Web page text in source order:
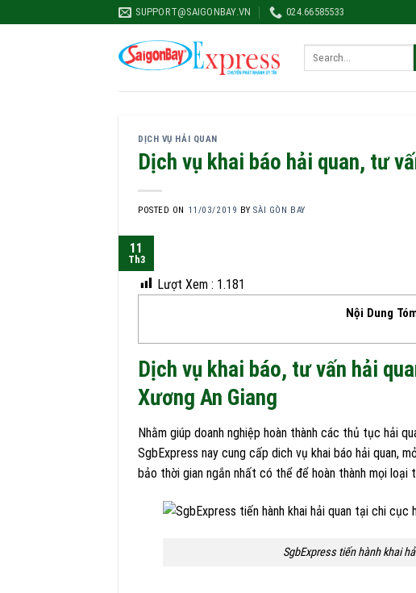
to
SUPPORT@SAIGONBAY.VN 024.66585533
DỊCH VỤ HẢI QUAN
Dịch vụ khai báo hải quan, tư
POSTED ON 11/03/2019 BYSÀI GÒN BAY
11
Th3
Lượt Xem : 1.181
Nội Dung
Dịch vụ khai báo, tư vấn hải
Xương An Giang
Nhằm giúp doanh nghiệp hoàn thành các thủ tục hải
SgbExpress nay cung cấp dich vụ khai báo hải quan,
bảo thời gian ngắn nhất có thể để hoàn thành mọi loại
SgbExpress tiến hành khai